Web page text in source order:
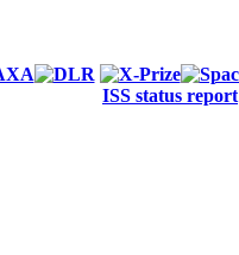
ISS status report